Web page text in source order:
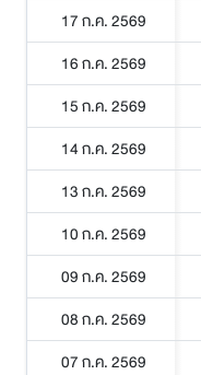
17 ก.ค. 2569
16 ก.ค. 2569
15 ก.ค. 2569
14 ก.ค. 2569
13 ก.ค. 2569
10 ก.ค. 2569
09 ก.ค. 2569
08 ก.ค. 2569
07 ก.ค. 2569